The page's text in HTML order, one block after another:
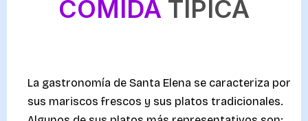
COMIDA TÍPICA
La gastronomía de Santa Elena se caracteriza por
sus mariscos frescos y sus platos tradicionales.